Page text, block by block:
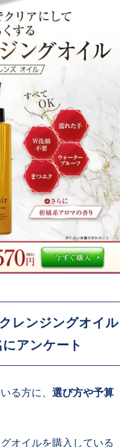
クレンジングオイル
アンケート
る方に、選び方や予算
オイルを購入している